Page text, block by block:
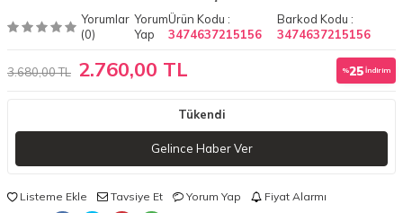
Yorumlar
(0)
Yorum
Yap
Ürün Kodu :
3474637215156
Barkod Kodu :
3474637215156
3.680,00 TL 2.760,00 TL %25 İndirim
Tükendi
Gelince Haber Ver
Listeme Ekle Tavsiye Et Yorum Yap Fiyat Alarmı